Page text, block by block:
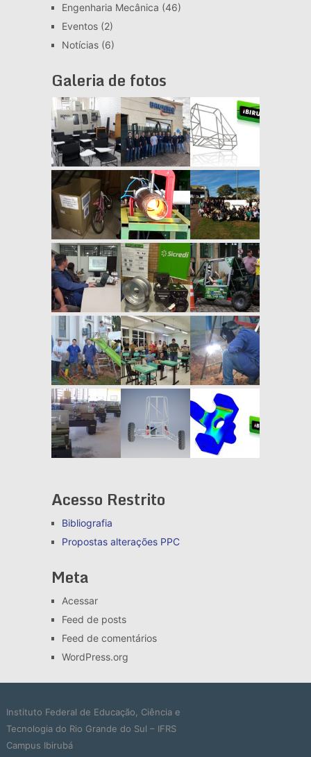
Engenharia Mecânica (46)
Eventos(2)
Notícias(6)
Galeria de fotos
Acesso Restrito
Bibliografia
Propostas alteraçõesPPC
Meta
Acessar
Feed de posts
Feed de comentários
WordPress.org
Instituto Federal de Educação, Ciência e
Tecnologia do Rio Grande do Sul – IFRS
Campus Ibirubá